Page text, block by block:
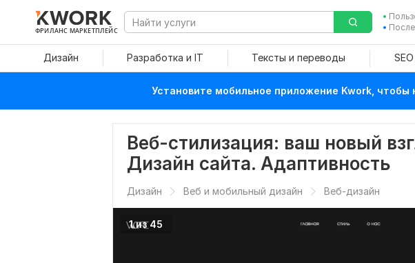
ФРИЛАНС МАРКЕТПЛЕЙС
Дизайн Разработка и IT Тексты и переводы
Установите мобильное приложение Kwork,
Веб-стилизация: ваш новый
Дизайн сайта. Адаптивность
Дизайн Веб и мобильный дизайн Веб-дизайн
1 из 45